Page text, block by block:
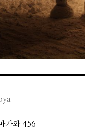
가와 456